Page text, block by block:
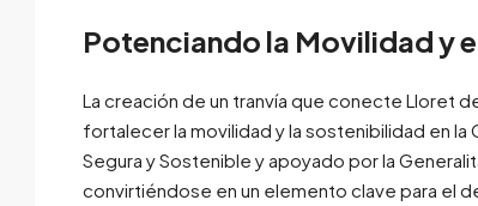
Potenciando la Movilidad y
La creación de un tranvía que conecte Lloret
fortalecer la movilidad y la sostenibilidad en
Segura y Sostenible y apoyado por la
convirtiéndose en un elemento clave para el